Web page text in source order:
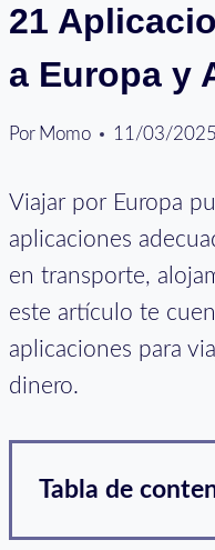
21
a Europa y
Por Momo 11/03/2025
Viajar por Europa
aplicaciones
en transporte,
este artículo te
aplicaciones para
dinero.
Tabla de